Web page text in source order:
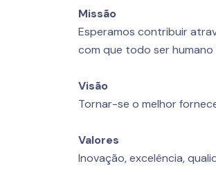
Missão
Esperamos contribuir
com que todo ser
Visão
Tornar-se o melhor
Valores
Inovação, excelência,